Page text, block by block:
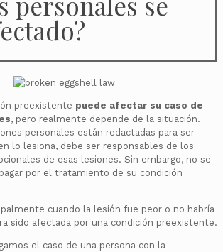
preexistente puede afectar su caso de
, pero realmente depende de la situación.
personales están redactadas para ser
lo lesiona, debe ser responsables de los
de esas lesiones. Sin embargo, no se
por el tratamiento de su condición
cuando la lesión fue peor o no habría
sido afectada por una condición preexistente.
el caso de una persona con la